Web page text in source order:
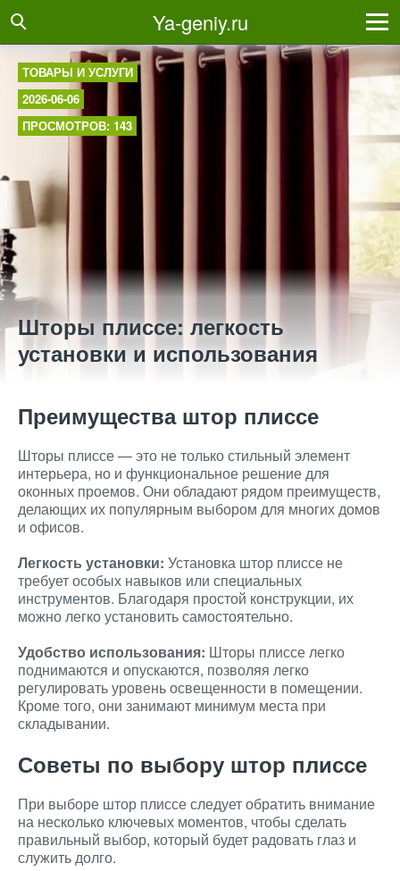
Ya-geniy.ru
ТОВАРЫ И УСЛУГИ
2026-06-06
ПРОСМОТРОВ: 143
Шторы плиссе: легкость
установки и использования
Преимущества штор плиссе
Шторы плиссе — это не только стильный элемент
интерьера, но и функциональное решение для
оконных проемов. Они обладают рядом преимуществ,
делающих их популярным выбором для многих домов
и офисов.
Легкость установки: Установка штор плиссе не
требует особых навыков или специальных
инструментов. Благодаря простой конструкции, их
можно легко установить самостоятельно.
Удобство использования: Шторы плиссе легко
поднимаются и опускаются, позволяя легко
регулировать уровень освещенности в помещении.
Кроме того, они занимают минимум места при
складывании.
Советы по выбору штор плиссе
При выборе штор плиссе следует обратить внимание
на несколько ключевых моментов, чтобы сделать
правильный выбор, который будет радовать глаз и
служить долго.